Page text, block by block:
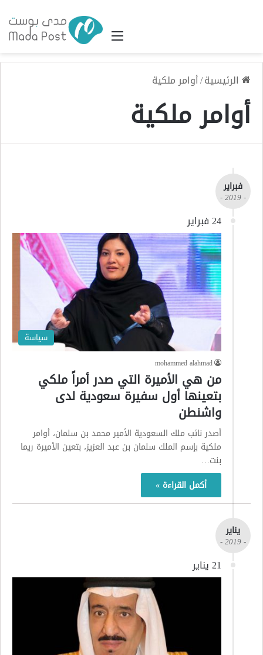
القائمة
الرئيسية/أوامر ملكية
أوامر ملكية
فبراير
- 2019 -
24 فبراير
سياسة
mohammed alahmad
من هي الأميرة التي صدر أمراً ملكي
بتعينها أول سفيرة سعودية لدى
واشنطن
أصدر نائب ملك السعودية الأمير محمد بن سلمان، أوامر
ملكية بإسم الملك سلمان بن عبد العزيز، بتعين الأميرة ريما
بنت…
أكمل القراءة »
يناير
- 2019 -
21 يناير